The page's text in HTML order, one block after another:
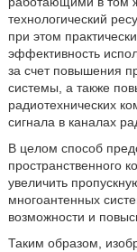
технологический
при этом
эффективность
за счет повышения
системы, а также
радиотехнических
сигнала в каналах
В целом способ
пространственного
увеличить
многоантенных
возможности и
Таким образом,